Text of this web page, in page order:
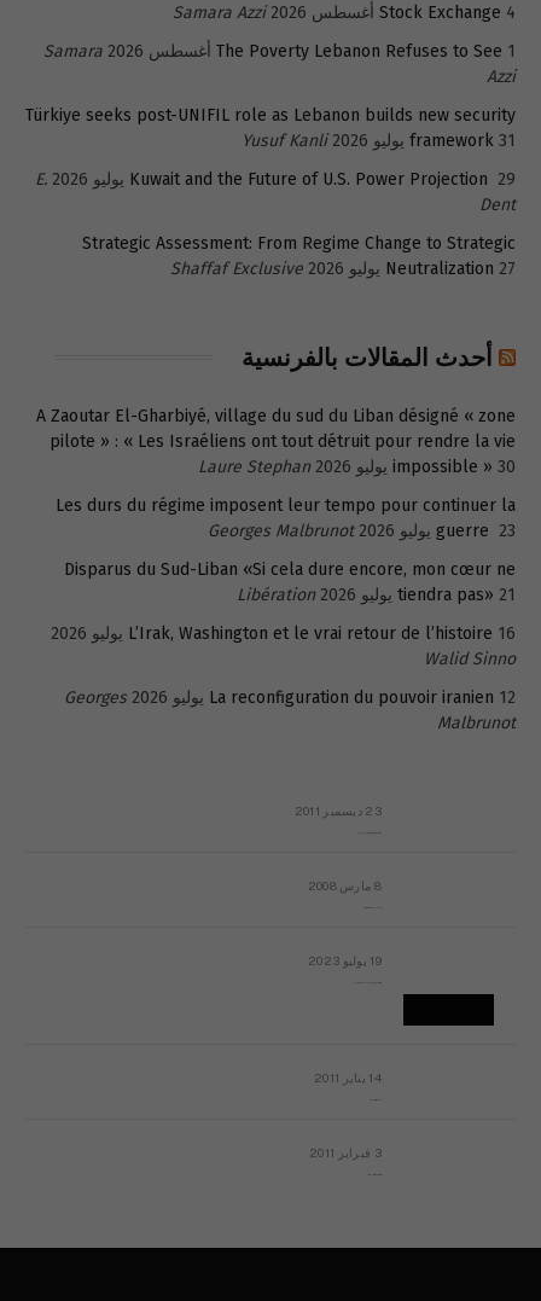
Stock Exchange 4 أغسطس 2026
Samara Azzi
The Poverty Lebanon Refuses to See 1 أغسطس 2026
Samara
Azzi
Türkiye seeks post-UNIFIL role as Lebanon builds new security
framework 31 يوليو 2026
Yusuf Kanli
Kuwait and the Future of U.S. Power Projection 29 يوليو 2026
E.
Dent
Strategic Assessment: From Regime Change to Strategic
Neutralization 27 يوليو 2026 Shaffaf Exclusive
أحدث المقالات بالفرنسية
A Zaoutar El-Gharbiyé, village du sud du Liban désigné « zone
pilote » : « Les Israéliens ont tout détruit pour rendre la vie
impossible » 30 يوليو 2026
Laure Stephan
Les durs du régime imposent leur tempo pour continuer la
guerre 23 يوليو 2026
Georges Malbrunot
Disparus du Sud-Liban «Si cela dure encore, mon cœur ne
tiendra pas» 21 يوليو 2026
Libération
L’Irak, Washington et le vrai retour de l’histoire 16 يوليو 2026
Walid Sinno
La reconfiguration du pouvoir iranien 12 يوليو 2026
Georges
Malbrunot
23 ديسمبر 2011
8 مارس 2008
19 يوليو 2023
14 يناير 2011
3 فبراير 2011